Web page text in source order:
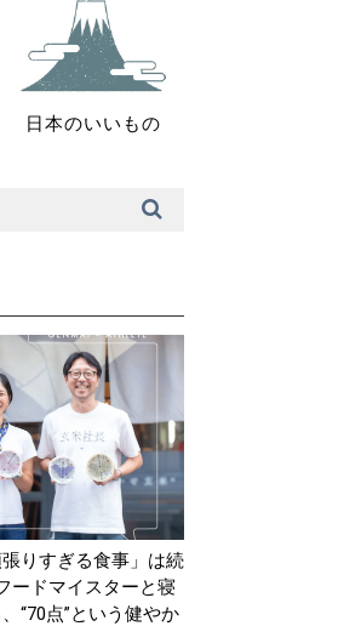
日本のいいもの
張りすぎる食事」は続
ードマイスターと寝
“70点”という健やか